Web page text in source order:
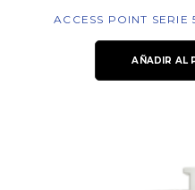
ACCESS POINT
AÑADIR AL